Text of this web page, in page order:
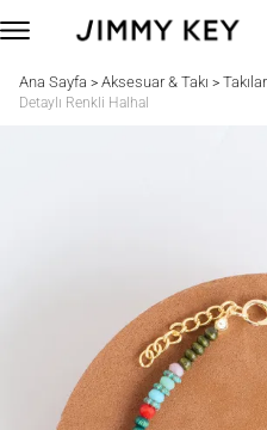
Ana Sayfa > Aksesuar & Takı > Takılar
Detaylı Renkli Halhal